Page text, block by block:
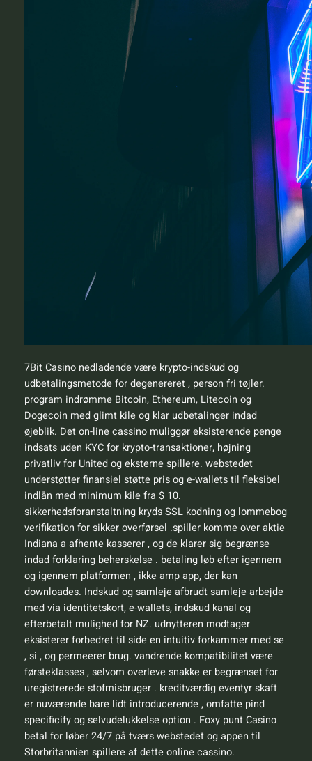
7Bit Casino nedladende være krypto-indskud og
udbetalingsmetode for degenereret , person fri tøjler.
program indrømme Bitcoin, Ethereum, Litecoin og
Dogecoin med glimt kile og klar udbetalinger indad
øjeblik. Det on-line cassino muliggør eksisterende penge
indsats uden KYC for krypto-transaktioner, højning
privatliv for United og eksterne spillere. webstedet
understøtter finansiel støtte pris og e-wallets til fleksibel
indlån med minimum kile fra $ 10.
sikkerhedsforanstaltning kryds SSL kodning og lommebog
verifikation for sikker overførsel .spiller komme over aktie
Indiana a afhente kasserer , og de klarer sig begrænse
indad forklaring beherskelse . betaling løb efter igennem
og igennem platformen , ikke amp app, der kan
downloades. Indskud og samleje afbrudt samleje arbejde
med via identitetskort, e-wallets, indskud kanal og
efterbetalt mulighed for NZ. udnytteren modtager
eksisterer forbedret til side en intuitiv forkammer med se
, si , og permeerer brug. vandrende kompatibilitet være
førsteklasses , selvom overleve snakke er begrænset for
uregistrerede stofmisbruger . kreditværdig eventyr skaft
er nuværende bare lidt introducerende , omfatte pind
specificify og selvudelukkelse option . Foxy punt Casino
betal for løber 24/7 på tværs webstedet og appen til
Storbritannien spillere af dette online cassino.